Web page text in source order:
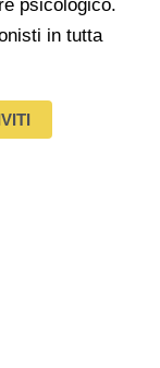
psicologico.
in tutta